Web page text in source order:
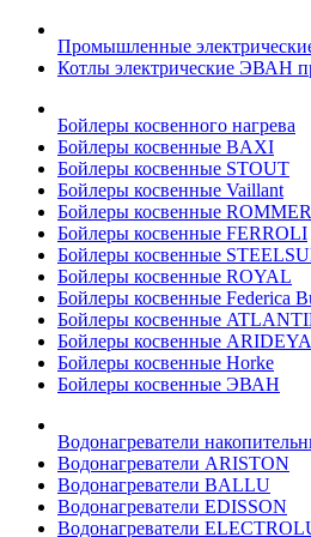
Промышленные
Котлы электрические ЭВАН
Бойлеры косвенного нагрева
Бойлеры косвенные BAXI
Бойлеры косвенные STOUT
Бойлеры косвенные Vaillant
Бойлеры косвенные ROMMER
Бойлеры косвенные FERROLI
Бойлеры косвенные
Бойлеры косвенные ROYAL
Бойлеры косвенные Federica
Бойлеры косвенные
Бойлеры косвенные ARIDEYA
Бойлеры косвенные Horke
Бойлеры косвенные ЭВАН
Водонагреватели
Водонагреватели ARISTON
Водонагреватели BALLU
Водонагреватели EDISSON
Водонагреватели